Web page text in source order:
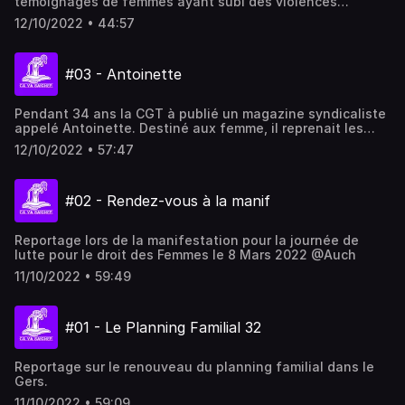
sexuelles. La même année, pour le 25 novembre, journée
internationale de lutte contre les violences faites aux
#Jetecrois32. Retour sur ces témoignages poignants et
révoltants.
12/10/2022 • 44:57
#03 - Antoinette
Pendant 34 ans la CGT à publié un magazine syndicaliste
appelé Antoinette. Destiné aux femme, il reprenait les
codes des magazines féminin pour mieux être un
magazine féministe. Retour sur ce qu'il a été et sur
12/10/2022 • 57:47
#02 - Rendez-vous à la manif
Reportage lors de la manifestation pour la journée de
lutte pour le droit des Femmes le 8 Mars 2022 @Auch
11/10/2022 • 59:49
#01 - Le Planning Familial 32
Reportage sur le renouveau du planning familial dans le
Gers.